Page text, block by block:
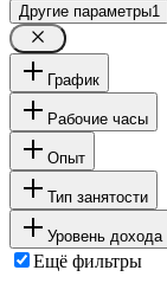
Другие параметры1
График
Рабочие часы
Опыт
Тип занятости
Уровень дохода
Ещё фильтры